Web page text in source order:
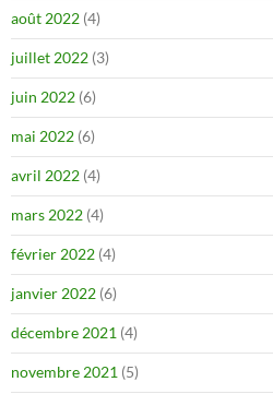
août 2022 (4)
juillet 2022 (3)
juin 2022 (6)
mai 2022 (6)
avril 2022 (4)
mars 2022 (4)
février 2022 (4)
janvier 2022 (6)
décembre 2021 (4)
novembre 2021 (5)